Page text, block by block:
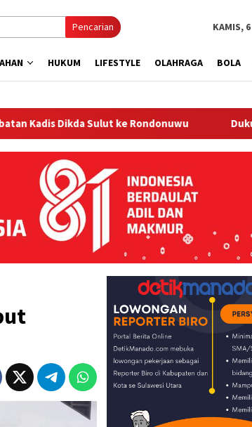
Pencarian KAMIS,
HUKUM LIFESTYLE OLAHRAGA BOLA
ke Rondonuwu Dukung Program